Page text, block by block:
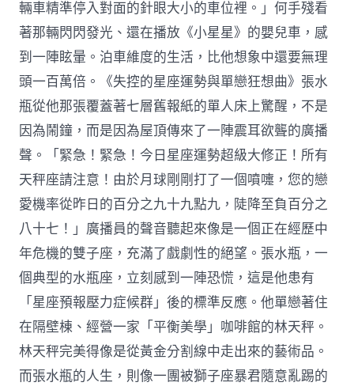
輛車精準停入對面的針眼大小的車位裡。」何手殘看
著那輛閃閃發光、還在播放《小星星》的嬰兒車，感
到一陣眩暈。泊車維度的生活，比他想象中還要無理
頭一百萬倍。《失控的星座運勢與單戀狂想曲》張水
瓶從他那張覆蓋著七層舊報紙的單人床上驚醒，不是
因為鬧鐘，而是因為屋頂傳來了一陣震耳欲聾的廣播
聲。「緊急！緊急！今日星座運勢超級大修正！所有
天秤座請注意！由於月球剛剛打了一個噴嚏，您的戀
愛機率從昨日的百分之九十九點九，陡降至負百分之
八十七！」廣播員的聲音聽起來像是一個正在經歷中
年危機的雙子座，充滿了戲劇性的絕望。張水瓶，一
個典型的水瓶座，立刻感到一陣恐慌，這是他患有
「星座預報壓力症候群」後的標準反應。他單戀著住
在隔壁棟、經營一家「平衡美學」咖啡館的林天秤。
林天秤完美得像是從黃金分割線中走出來的藝術品。
而張水瓶的人生，則像一團被獅子座暴君隨意亂踢的